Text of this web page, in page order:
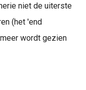
niet de uiterste
(het 'end
wordt gezien